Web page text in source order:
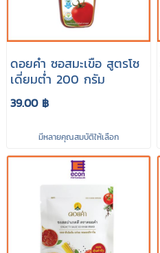
ดอยคำ ซอสมะเขือ สูตรโซ
เดี่ยมต่ำ 200 กรัม
39.00 ฿
มีหลายคุณสมบัติให้เลือก